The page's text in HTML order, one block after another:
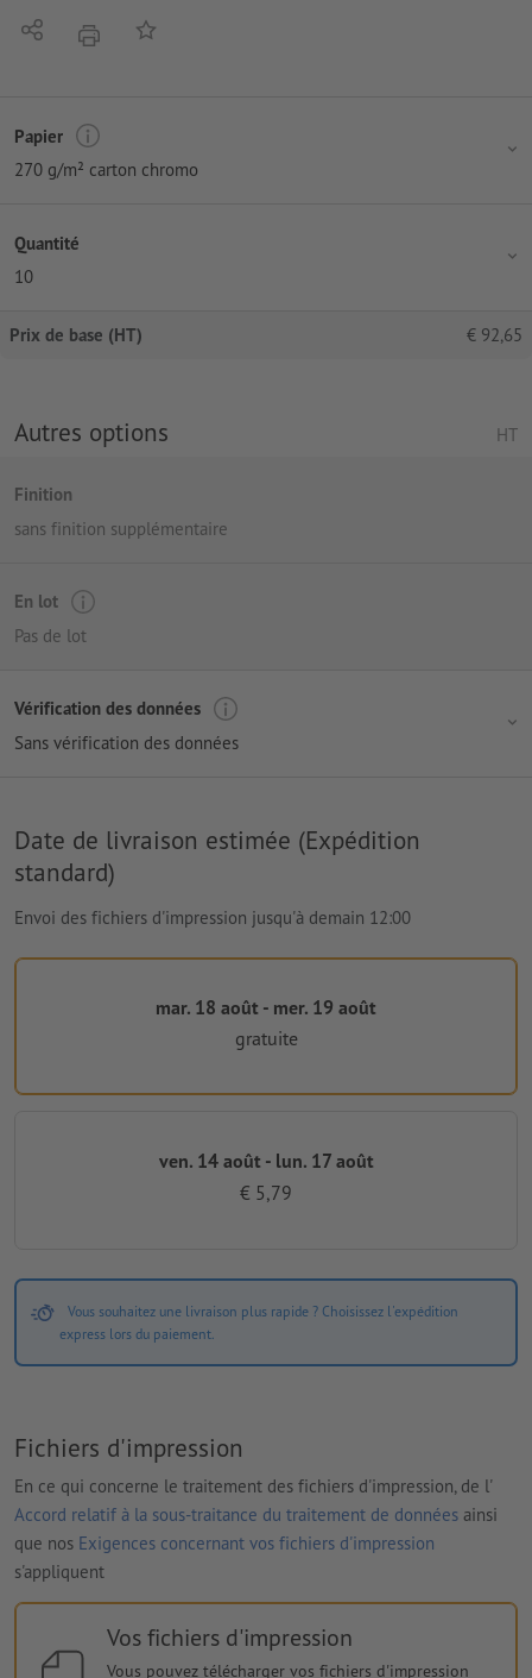
PartagerimprimerAjouter à liste d'article
Papier
270 g/m² carton chromo
Quantité
10
Prix de base (HT) € 92,65
Autres options HT
Finition
sans finition supplémentaire
En lot
Pas de lot
Vérification des données
Sans vérification des données
Date de livraison estimée (Expédition
standard)
Envoi des fichiers d'impression jusqu'à demain 12:00
mar. 18 août - mer. 19 août
gratuite
ven. 14 août - lun. 17 août
€ 5,79
Vous souhaitez une livraison plus rapide ? Choisissez l'expédition
express lors du paiement.
Fichiers d'impression
En ce qui concerne le traitement des fichiers d'impression, de l'
Accord relatif à la sous-traitance du traitement de données ainsi
que nos Exigences concernant vos fichiers d'impression
s'appliquent
Vos fichiers d'impression
Vous pouvez télécharger vos fichiers d'impression